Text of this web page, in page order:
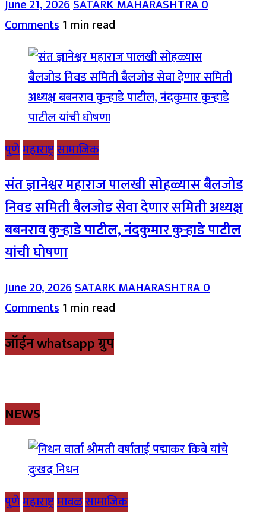
June 21, 2026SATARK MAHARASHTRA0
Comments1 min read
पुणेमहाराष्ट्रसामाजिक
संत ज्ञानेश्वर महाराज पालखी सोहळ्यास बैलजोड
निवड समिती बैलजोड सेवा देणार समिती अध्यक्ष
बबनराव कुऱ्हाडे पाटील, नंदकुमार कुऱ्हाडे पाटील
यांची घोषणा
June 20, 2026SATARK MAHARASHTRA0
Comments1 min read
जॉईन whatsapp ग्रुप
NEWS
पुणेमहाराष्ट्रमावळसामाजिक